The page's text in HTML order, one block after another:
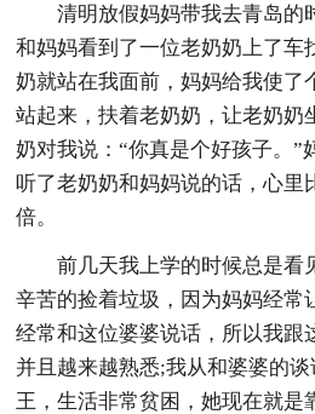
清明放假妈妈带我去青岛的
和妈妈看到了一位老奶奶上了车
奶就站在我面前，妈妈给我使了
站起来，扶着老奶奶，让老奶奶
奶对我说：“你真是个好孩子。”
听了老奶奶和妈妈说的话，心里
倍。
前几天我上学的时候总是看
辛苦的捡着垃圾，因为妈妈经常
经常和这位婆婆说话，所以我跟
并且越来越熟悉;我从和婆婆的
王，生活非常贫困，她现在就是